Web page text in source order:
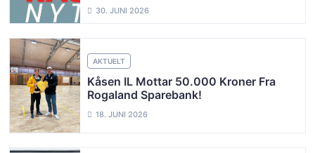
30. JUNI 2026
AKTUELT
Kåsen IL Mottar 50.000 Kroner Fra
Rogaland Sparebank!
18. JUNI 2026